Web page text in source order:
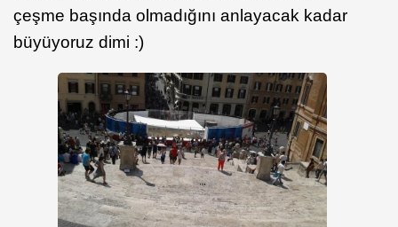
çeşme başında olmadığını anlayacak kadar
büyüyoruz dimi :)